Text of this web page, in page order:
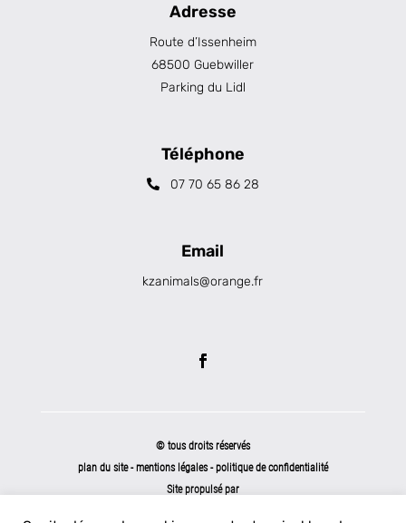
Adresse
Route d’Issenheim
68500 Guebwiller
Parking du Lidl
Téléphone
07 70 65 86 28
Email
kzanimals@orange.fr
© tous droits réservés
plan du site-mentions légales -politique de confidentialité
Site propulsé par